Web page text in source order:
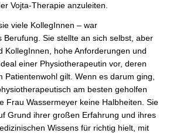
Vojta-Therapie anzuleiten.
viele KollegInnen – war
Berufung. Sie stellte an sich selbst, aber
KollegInnen, hohe Anforderungen und
einer Physiotherapeutin vor, deren
Patientenwohl gilt. Wenn es darum ging,
am besten geholfen
Frau Wassermeyer keine Halbheiten. Sie
Grund ihrer großen Erfahrung und ihres
Wissens für richtig hielt, mit